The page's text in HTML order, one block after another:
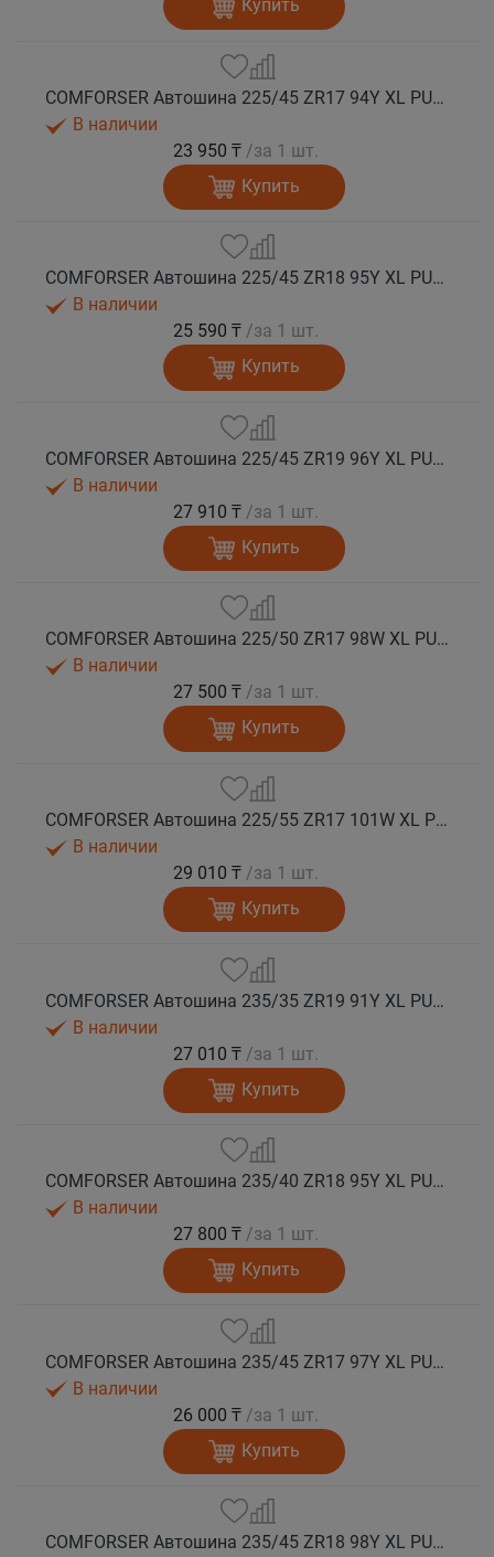
Купить
COMFORSER Автошина 225/45 ZR17 94Y XL PURESPEED лето
В наличии
23 950 ₸ /за 1 шт.
Купить
COMFORSER Автошина 225/45 ZR18 95Y XL PURESPEED лето
В наличии
25 590 ₸ /за 1 шт.
Купить
COMFORSER Автошина 225/45 ZR19 96Y XL PURESPEED лето
В наличии
27 910 ₸ /за 1 шт.
Купить
COMFORSER Автошина 225/50 ZR17 98W XL PURESPEED лето
В наличии
27 500 ₸ /за 1 шт.
Купить
COMFORSER Автошина 225/55 ZR17 101W XL PURESPEED лето
В наличии
29 010 ₸ /за 1 шт.
Купить
COMFORSER Автошина 235/35 ZR19 91Y XL PURESPEED лето
В наличии
27 010 ₸ /за 1 шт.
Купить
COMFORSER Автошина 235/40 ZR18 95Y XL PURESPEED лето
В наличии
27 800 ₸ /за 1 шт.
Купить
COMFORSER Автошина 235/45 ZR17 97Y XL PURESPEED лето
В наличии
26 000 ₸ /за 1 шт.
Купить
COMFORSER Автошина 235/45 ZR18 98Y XL PURESPEED лето